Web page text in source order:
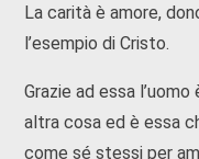
La carità è amore,
l’esempio di Cristo.
Grazie ad essa
altra cosa ed è essa
come sé stessi per